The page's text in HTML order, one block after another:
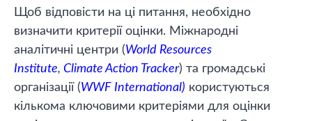
Щоб відповісти на ці питання, необхідно
визначити критерії оцінки. Міжнародні
аналітичні центри (World Resources
Institute, Climate Action Tracker) та громадські
організації (WWF International) користуються
кількома ключовими критеріями для оцінки